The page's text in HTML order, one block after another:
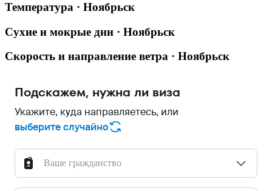
Температура · Ноябрьск
Сухие и мокрые дни · Ноябрьск
Скорость и направление ветра · Ноябрьск
Подскажем, нужна ли виза
Укажите, куда направляетесь, или
выберите случайно
Ваше гражданство